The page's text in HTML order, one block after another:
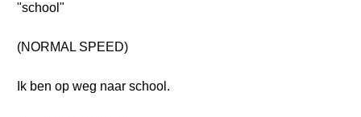
"school"
(NORMAL SPEED)
Ik ben op weg naar school.